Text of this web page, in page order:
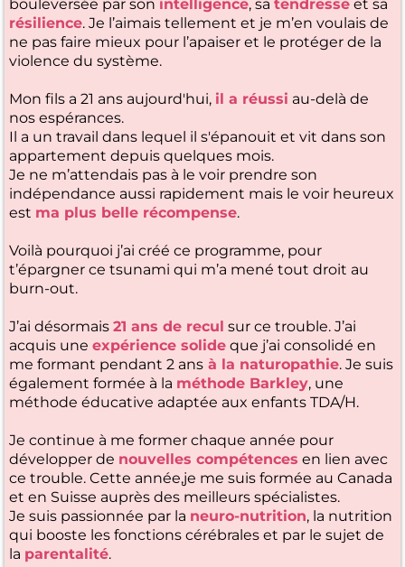
bouleversée par son intelligence, sa tendresse et sa
résilience. Je l’aimais tellement et je m’en voulais de
ne pas faire mieux pour l’apaiser et le protéger de la
violence du système.
Mon fils a 21 ans aujourd'hui, il a réussi au-delà de
nos espérances.
Il a un travail dans lequel il s'épanouit et vit dans son
appartement depuis quelques mois.
Je ne m’attendais pas à le voir prendre son
indépendance aussi rapidement mais le voir heureux
est ma plus belle récompense.
Voilà pourquoi j’ai créé ce programme, pour
t’épargner ce tsunami qui m’a mené tout droit au
burn-out.
J’ai désormais 21 ans de recul sur ce trouble. J’ai
acquis une expérience solide que j’ai consolidé en
me formant pendant 2 ans à la naturopathie. Je suis
également formée à la méthode Barkley, une
méthode éducative adaptée aux enfants TDA/H.
Je continue à me former chaque année pour
développer de nouvelles compétences en lien avec
ce trouble. Cette année,je me suis formée au Canada
et en Suisse auprès des meilleurs spécialistes.
Je suis passionnée par la neuro-nutrition, la nutrition
qui booste les fonctions cérébrales et par le sujet de
la parentalité.